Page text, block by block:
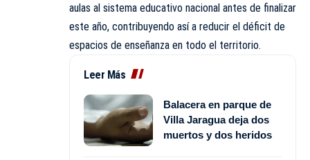
aulas al sistema educativo nacional antes de finalizar
este año, contribuyendo así a reducir el déficit de
espacios de enseñanza en todo el territorio.
Leer Más
Balacera en parque de
Villa Jaragua deja dos
muertos y dos heridos